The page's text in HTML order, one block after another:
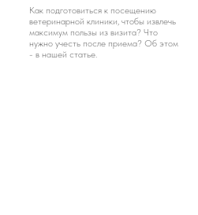
Как подготовиться к посещению
ветеринарной клиники, чтобы извлечь
максимум пользы из визита? Что
нужно учесть после приема? Об этом
- в нашей статье.